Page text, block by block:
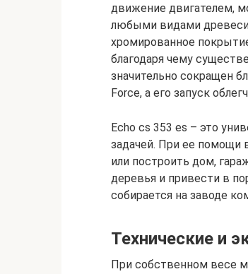
движение двигателем,
любыми видами
хромированное
благодаря чему
значительно сокращен
Force, а его запуск
Echo cs 353 es – это
задачей. При ее помощи
или построить дом,
деревья и привести в
собирается на заводе
Технические и
При собственном весе